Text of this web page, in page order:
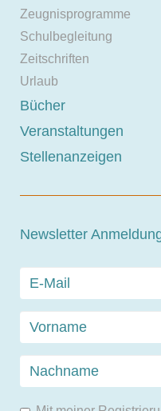
Zeugnisprogramme
Schulbegleitung
Zeitschriften
Urlaub
Bücher
Veranstaltungen
Stellenanzeigen
Newsletter